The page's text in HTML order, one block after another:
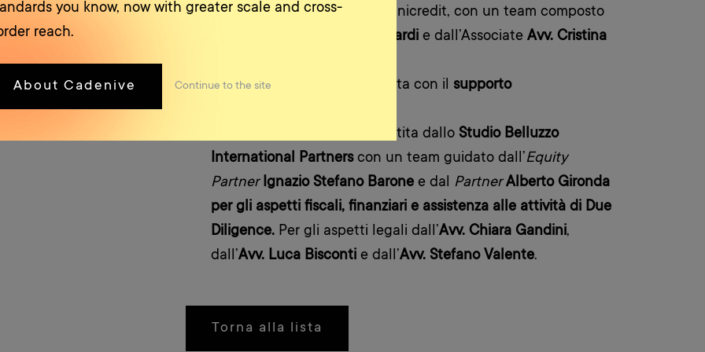
qualità di Advisor legale di Unicredit, con un team composto
Avv. Marco Leonardi e dall’Associate Avv. Cristina
L’operazione è stata effettuata con il supporto
è stata assistita dallo Studio Belluzzo
International Partnerscon un team guidato dall’Equity
Partner Ignazio Stefano Baronee dal Partner Alberto Gironda
per gli aspetti fiscali, finanziari e assistenza alle attività di Due
Diligence.Per gli aspetti legali dall’Avv. Chiara Gandini,
dall’Avv. Luca Biscontie dall’Avv. Stefano Valente.
Torna alla lista
you know, now with greater scale and cross-
reach.
About Cadenive Continue to the site